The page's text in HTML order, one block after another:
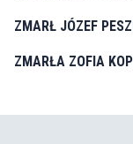
ZMARŁ JÓZEF
ZMARŁA ZOFIA